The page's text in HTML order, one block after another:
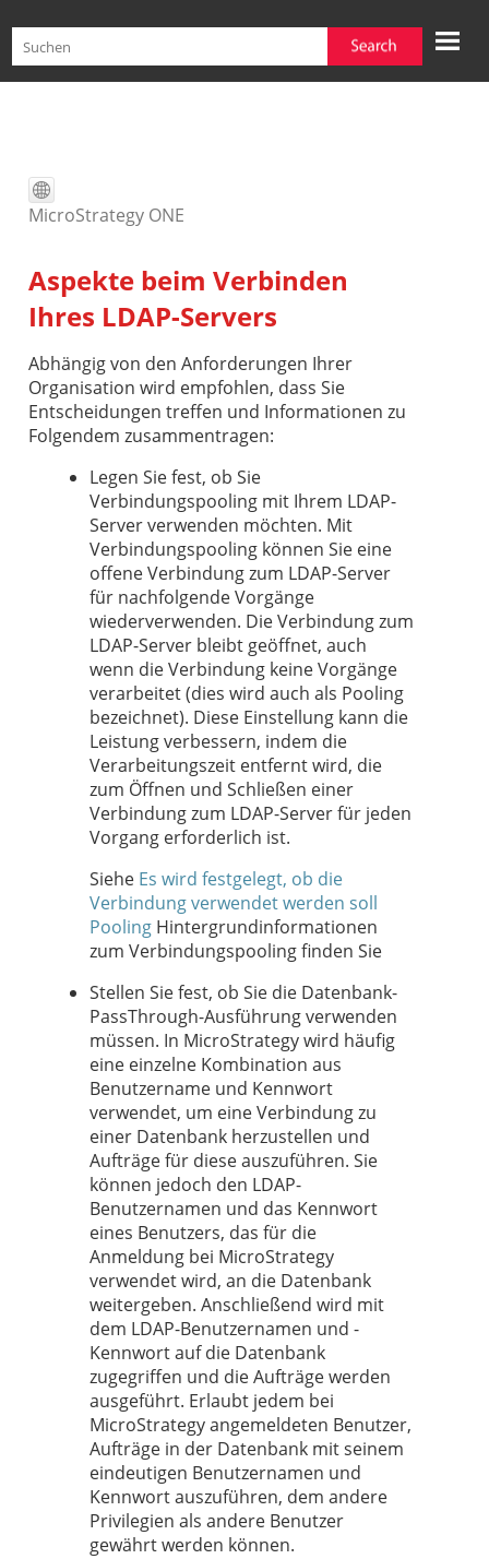
Zu Hauptinhalt springen
MicroStrategy ONE
Aspekte beim Verbinden
Ihres LDAP-Servers
Abhängig von den Anforderungen Ihrer
Organisation wird empfohlen, dass Sie
Entscheidungen treffen und Informationen zu
Folgendem zusammentragen:
Legen Sie fest, ob Sie
Verbindungspooling mit Ihrem LDAP-
Server verwenden möchten. Mit
Verbindungspooling können Sie eine
offene Verbindung zum LDAP-Server
für nachfolgende Vorgänge
wiederverwenden. Die Verbindung zum
LDAP-Server bleibt geöffnet, auch
wenn die Verbindung keine Vorgänge
verarbeitet (dies wird auch als Pooling
bezeichnet). Diese Einstellung kann die
Leistung verbessern, indem die
Verarbeitungszeit entfernt wird, die
zum Öffnen und Schließen einer
Verbindung zum LDAP-Server für jeden
Vorgang erforderlich ist.
Siehe Es wird festgelegt, ob die
Verbindung verwendet werden soll
Pooling Hintergrundinformationen
zum Verbindungspooling finden Sie
Stellen Sie fest, ob Sie die Datenbank-
PassThrough-Ausführung verwenden
müssen. In MicroStrategy wird häufig
eine einzelne Kombination aus
Benutzername und Kennwort
verwendet, um eine Verbindung zu
einer Datenbank herzustellen und
Aufträge für diese auszuführen. Sie
können jedoch den LDAP-
Benutzernamen und das Kennwort
eines Benutzers, das für die
Anmeldung bei MicroStrategy
verwendet wird, an die Datenbank
weitergeben. Anschließend wird mit
dem LDAP-Benutzernamen und -
Kennwort auf die Datenbank
zugegriffen und die Aufträge werden
ausgeführt. Erlaubt jedem bei
MicroStrategy angemeldeten Benutzer,
Aufträge in der Datenbank mit seinem
eindeutigen Benutzernamen und
Kennwort auszuführen, dem andere
Privilegien als andere Benutzer
gewährt werden können.